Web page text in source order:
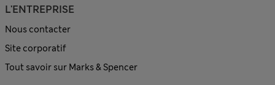
L'ENTREPRISE
Nous contacter
Site corporatif
Tout savoir sur Marks & Spencer